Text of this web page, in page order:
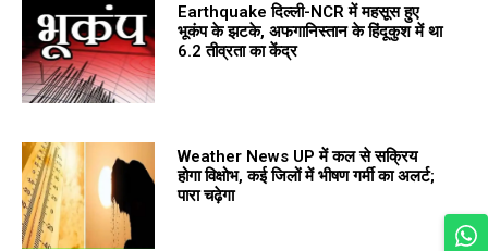
Earthquake दिल्ली-NCR में महसूस हुए
भूकंप के झटके, अफगानिस्तान के हिंदूकुश में था
6.2 तीव्रता का केंद्र
Weather News UP में कल से सक्रिय
होगा विक्षोभ, कई जिलों में भीषण गर्मी का अलर्ट;
पारा चढ़ेगा